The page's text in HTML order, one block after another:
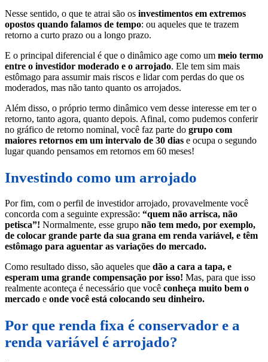
Nesse sentido, o que te atrai são os investimentos em extremos
opostos quando falamos de tempo: ou aqueles que te trazem
retorno a curto prazo ou a longo prazo.
E o principal diferencial é que o dinâmico age como um meio termo
entre o investidor moderado e o arrojado. Ele tem sim mais
estômago para assumir mais riscos e lidar com perdas do que os
moderados, mas não tanto quanto os arrojados.
Além disso, o próprio termo dinâmico vem desse interesse em ter o
retorno, tanto agora, quanto depois. Afinal, como pudemos conferir
no gráfico de retorno nominal, você faz parte do grupo com
maiores retornos em um intervalo de 30 dias e ocupa o segundo
lugar quando pensamos em retornos em 60 meses!
Investindo como um arrojado
Por fim, com o perfil de investidor arrojado, provavelmente você
concorda com a seguinte expressão: “quem não arrisca, não
petisca”! Normalmente, esse grupo não tem medo, por exemplo,
de colocar grande parte da sua grana em renda variável, e têm
estômago para aguentar as variações do mercado.
Como resultado disso, são aqueles que dão a cara a tapa, e
esperam uma grande compensação por isso! Mas, para que isso
realmente aconteça é necessário que você conheça muito bem o
mercado e onde você está colocando seu dinheiro.
Por que renda fixa é conservador e a
renda variável é arrojado?